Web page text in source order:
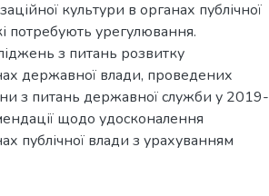
культури в органах публічної
потребують урегулювання.
з питань розвитку
державної влади, проведених
з питань державної служби у 2019-
щодо удосконалення
публічної влади з урахуванням